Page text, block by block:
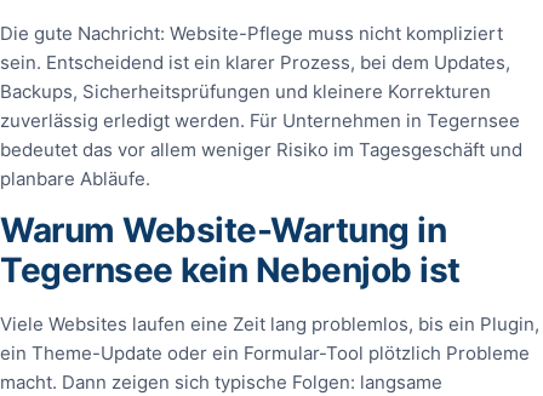
Die gute Nachricht: Website-Pflege muss nicht kompliziert
sein. Entscheidend ist ein klarer Prozess, bei dem Updates,
Backups, Sicherheitsprüfungen und kleinere Korrekturen
zuverlässig erledigt werden. Für Unternehmen in Tegernsee
bedeutet das vor allem weniger Risiko im Tagesgeschäft und
planbare Abläufe.
Warum Website-Wartung in
Tegernsee kein Nebenjob ist
Viele Websites laufen eine Zeit lang problemlos, bis ein Plugin,
ein Theme-Update oder ein Formular-Tool plötzlich Probleme
macht. Dann zeigen sich typische Folgen: langsame